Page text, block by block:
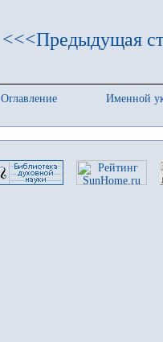
<<<Предыдущая
Оглавление
Именной